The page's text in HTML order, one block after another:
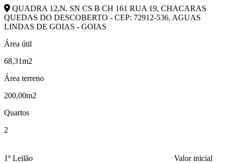
QUADRA 12,N. SN CS B CH 161 RUA 19, CHACARAS
QUEDAS DO DESCOBERTO - CEP: 72912-536, AGUAS
LINDAS DE GOIAS - GOIAS
Área útil
68,31m2
Área terreno
200,00m2
Quartos
2
1º Leilão
Valor inicial